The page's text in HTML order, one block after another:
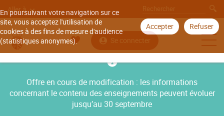
En poursuivant votre navigation sur ce
site, vous acceptez l'utilisation de
cookies à des fins de mesure d'audience
(statistiques anonymes).
Accepter Refuser
Aller à
Se connecter
Offre en cours de modification : les informations
concernant le contenu des enseignements peuvent évoluer
jusqu’au 30 septembre